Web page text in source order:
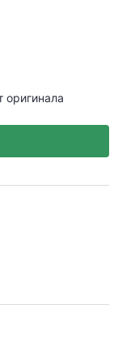
оригинала